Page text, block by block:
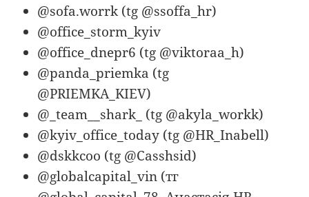
@sofa.worrk (tg @ssoffa_hr)
@office_storm_kyiv
@office_dnepr6 (tg @viktoraa_h)
@panda_priemka (tg
@PRIEMKA_KIEV)
@_team__shark_ (tg @akyla_workk)
@kyiv_office_today (tg @HR_Inabell)
@dskkcoo (tg @Casshsid)
@globalcapital_vin (тг